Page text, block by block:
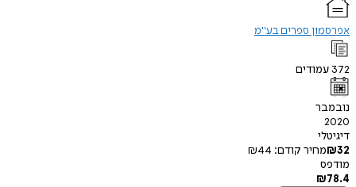
אפרסמון ספרים בע"מ
372 עמודים
נובמבר
2020
דיגיטלי
₪32 מחיר קודם: ₪44
מודפס
₪78.4